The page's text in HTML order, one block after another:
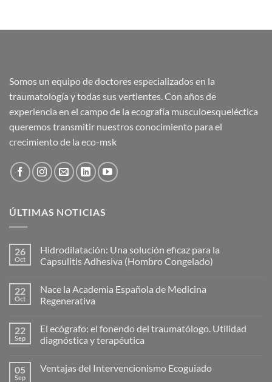
Somos un equipo de doctores especializados en la
traumatología y todas sus vertientes. Con años de
experiencia en el campo de la ecografía musculoesqueléctica
queremos transmitir nuestros conocimiento para el
crecimiento de la eco-msk
ÚLTIMAS NOTICIAS
26
Oct
Hidrodilatación: Una solución eficaz para la
Capsulitis Adhesiva (Hombro Congelado)
comentarios
en
Hidrodilatación:
eficaz
para
la
(Hombro
Congelado)
22
Oct
Nace la Academia Española de Medicina
Regenerativa
comentarios
en
Nace
Española
22
Sep
El ecógrafo: el fonendo del traumatólogo. Utilidad
diagnóstica y terapéutica
comentarios
05
Sep
Ventajas del Intervencionismo Ecoguiado